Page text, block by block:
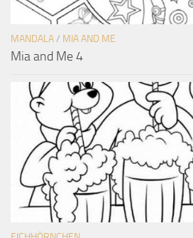
MANDALA/ MIA AND ME
Mia and Me 4